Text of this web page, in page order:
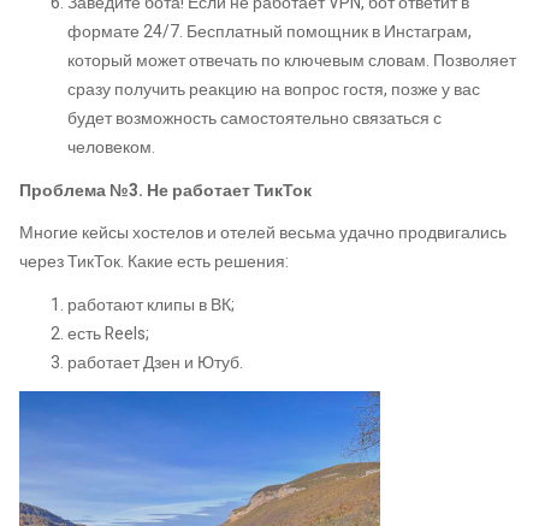
формате 24/7. Бесплатный помощник в Инстаграм,
который может отвечать по ключевым словам. Позволяет
сразу получить реакцию на вопрос гостя, позже у вас
будет возможность самостоятельно связаться с
человеком.
Проблема №3. Не работает ТикТок
Многие кейсы хостелов и отелей весьма удачно продвигались
через ТикТок. Какие есть решения:
работают клипы в ВК;
есть Reels;
работает Дзен и Ютуб.